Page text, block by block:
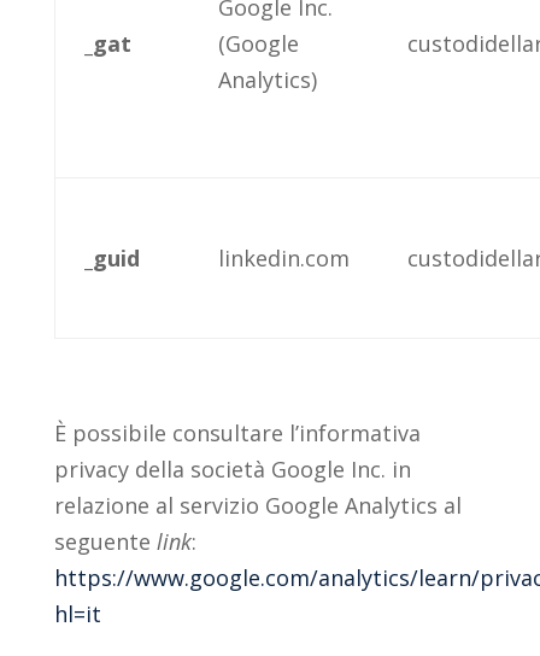
_gat
Google Inc.
(Google
Analytics)
_guid linkedin.com
È possibile consultare l’informativa
privacy della società Google Inc. in
relazione al servizio Google Analytics al
seguente link:
https://www.google.com/analytics/learn/
hl=it